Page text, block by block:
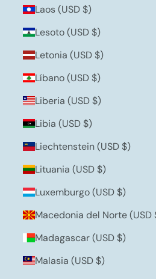
Laos (USD $)
Lesoto (USD $)
Letonia (USD $)
Líbano (USD $)
Liberia (USD $)
Libia (USD $)
Liechtenstein (USD $)
Lituania (USD $)
Luxemburgo (USD $)
Macedonia del Norte (USD
Madagascar (USD $)
Malasia (USD $)